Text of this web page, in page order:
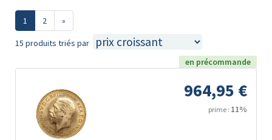
1 2 »
15 produits triés par
en précommande
964,95 €
prime : 11%